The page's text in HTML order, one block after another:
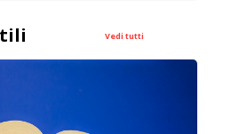
Vedi tutti